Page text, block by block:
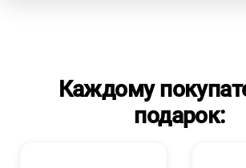
Каждому
подарок: